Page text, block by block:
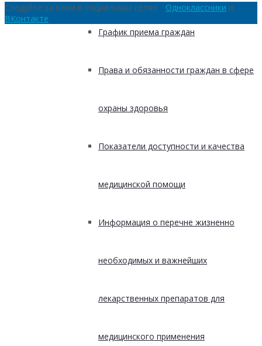
График приема граждан
Права и обязанности граждан в сфере
охраны здоровья
Показатели доступности и качества
медицинской помощи
Информация о перечне жизненно
необходимых и важнейших
лекарственных препаратов для
медицинского применения
Следуйте за нами в социальных сетях: Одноклассники и
ВКонтакте